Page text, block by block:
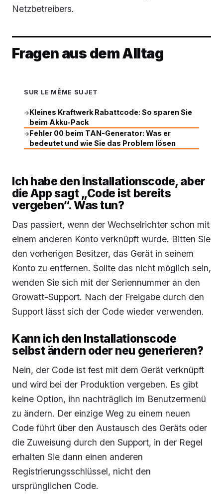
Netzbetreibers.
Fragen aus dem Alltag
SUR LE MÊME SUJET
→Kleines Kraftwerk Rabattcode: So sparen Sie
beim Akku-Pack
→Fehler 00 beim TAN-Generator: Was er
bedeutet und wie Sie das Problem lösen
Ich habe den Installationscode, aber
die App sagt „Code ist bereits
vergeben“. Was tun?
Das passiert, wenn der Wechselrichter schon mit
einem anderen Konto verknüpft wurde. Bitten Sie
den vorherigen Besitzer, das Gerät in seinem
Konto zu entfernen. Sollte das nicht möglich sein,
wenden Sie sich mit der Seriennummer an den
Growatt-Support. Nach der Freigabe durch den
Support lässt sich der Code wieder verwenden.
Kann ich den Installationscode
selbst ändern oder neu generieren?
Nein, der Code ist fest mit dem Gerät verknüpft
und wird bei der Produktion vergeben. Es gibt
keine Option, ihn nachträglich im Benutzermenü
zu ändern. Der einzige Weg zu einem neuen
Code führt über den Austausch des Geräts oder
die Zuweisung durch den Support, in der Regel
erhalten Sie dann einen anderen
Registrierungsschlüssel, nicht den
ursprünglichen Code.